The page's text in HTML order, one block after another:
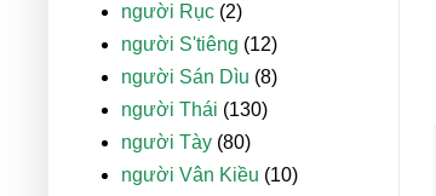
người Rục (2)
người S'tiêng (12)
người Sán Dìu (8)
người Thái (130)
người Tày (80)
người Vân Kiều (10)